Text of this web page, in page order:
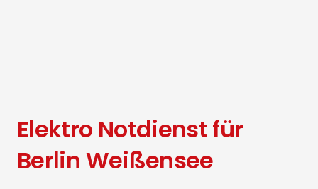
Elektro Notdienst für
Berlin Weißensee